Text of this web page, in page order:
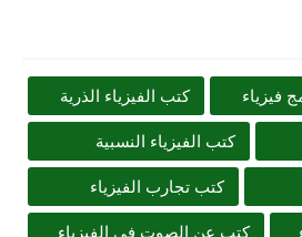
فيزياء كتب الفيزياء الذرية
كتب الفيزياء النسبية
كتب تجارب الفيزياء
كتب عن الصوت في الفيزياء